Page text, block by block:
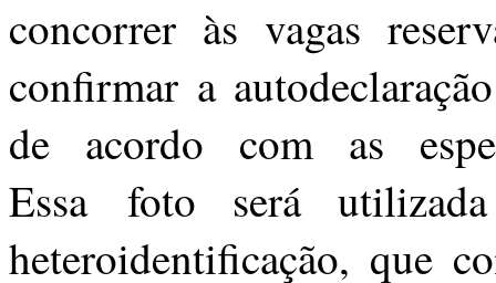
concorrer às vagas
confirmar a
de acordo com as
Essa foto será
heteroidentificação, que